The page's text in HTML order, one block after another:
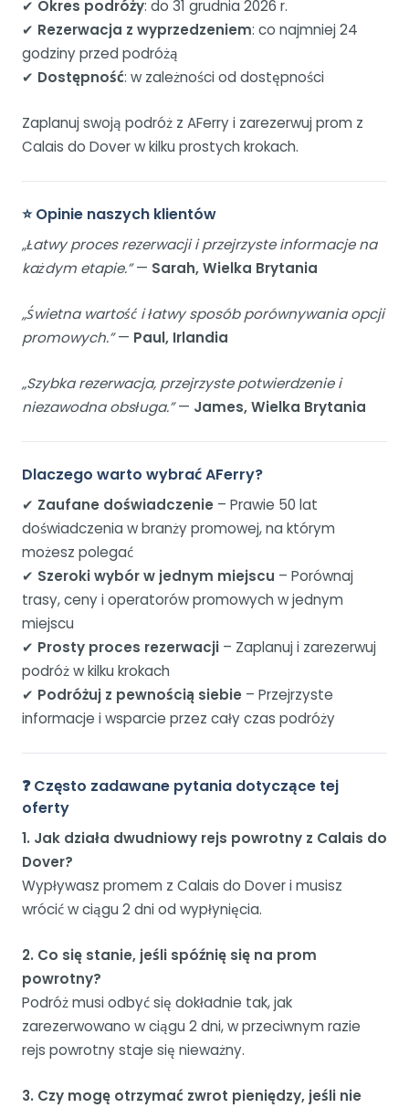
✔ Okres podróży: do 31 grudnia 2026 r.
✔ Rezerwacja z wyprzedzeniem: co najmniej 24
godziny przed podróżą
✔ Dostępność: w zależności od dostępności
Zaplanuj swoją podróż z AFerry i zarezerwuj prom z
Calais do Dover w kilku prostych krokach.
⭐ Opinie naszych klientów
„Łatwy proces rezerwacji i przejrzyste informacje na
każdym etapie.”— Sarah, Wielka Brytania
„Świetna wartość i łatwy sposób porównywania opcji
promowych.”— Paul, Irlandia
„Szybka rezerwacja, przejrzyste potwierdzenie i
niezawodna obsługa.”— James, Wielka Brytania
Dlaczego warto wybrać AFerry?
✔ Zaufane doświadczenie – Prawie 50 lat
doświadczenia w branży promowej, na którym
możesz polegać
✔ Szeroki wybór w jednym miejscu – Porównaj
trasy, ceny i operatorów promowych w jednym
miejscu
✔ Prosty proces rezerwacji – Zaplanuj i zarezerwuj
podróż w kilku krokach
✔ Podróżuj z pewnością siebie – Przejrzyste
informacje i wsparcie przez cały czas podróży
❓ Często zadawane pytania dotyczące tej
oferty
1. Jak działa dwudniowy rejs powrotny z Calais do
Dover?
Wypływasz promem z Calais do Dover i musisz
wrócić w ciągu 2 dni od wypłynięcia.
2. Co się stanie, jeśli spóźnię się na prom
powrotny?
Podróż musi odbyć się dokładnie tak, jak
zarezerwowano w ciągu 2 dni, w przeciwnym razie
rejs powrotny staje się nieważny.
3. Czy mogę otrzymać zwrot pieniędzy, jeśli nie